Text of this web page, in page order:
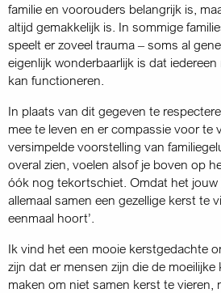
familie en voorouders belangrijk is,
altijd gemakkelijk is. In sommige
speelt er zoveel trauma – soms al
eigenlijk wonderbaarlijk is dat
kan functioneren.
In plaats van dit gegeven te
mee te leven en er compassie voor te
versimpelde voorstelling van
overal zien, voelen alsof je boven op
óók nog tekortschiet. Omdat het jouw
allemaal samen een gezellige kerst te
eenmaal hoort’.
Ik vind het een mooie kerstgedachte
zijn dat er mensen zijn die de
maken om niet samen kerst te vieren,